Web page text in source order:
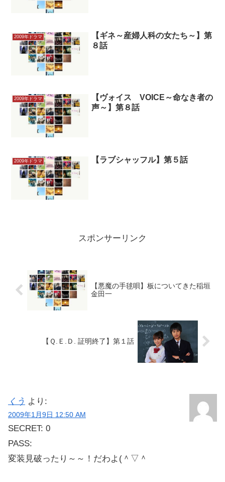
2009年ドラマ
【ギネ～産婦人科の女たち～】第
８話
2009年ドラマ
【ヴォイス VOICE～命なき者の
声～】第８話
2009年ドラマ 【ラブシャッフル】第５話
スポンサーリンク
【悪魔の手毬唄】板についてきた稲垣
金田一
【Ｑ.Ｅ.Ｄ. 証明終了】第１話
くう より:
2009年1月9日 12:50 AM
SECRET: 0
PASS:
変装見破ったり～～！だわよ(＾▽＾